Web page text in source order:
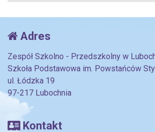
Adres
Zespół Szkolno - Przedszkolny w
Szkoła Podstawowa im. Powstańców
ul. Łódzka 19
97-217 Lubochnia
Kontakt